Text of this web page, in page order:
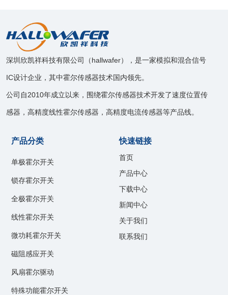
深圳欣凯祥科技有限公司（hallwafer），是一家模拟和混合信号
IC设计企业，其中霍尔传感器技术国内领先。
公司自2010年成立以来，围绕霍尔传感器技术开发了速度位置传
感器，高精度线性霍尔传感器，高精度电流传感器等产品线。
产品分类
单极霍尔开关
锁存霍尔开关
全极霍尔开关
线性霍尔开关
微功耗霍尔开关
磁阻感应开关
风扇霍尔驱动
特殊功能霍尔开关
快速链接
首页
产品中心
下载中心
新闻中心
关于我们
联系我们